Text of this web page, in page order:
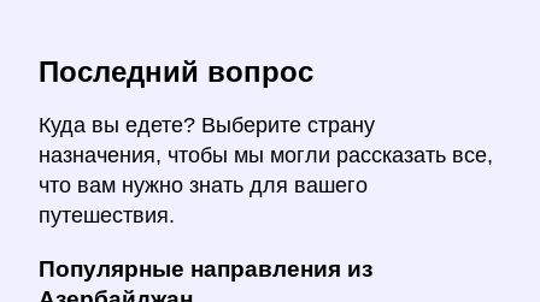
Последний вопрос
Куда вы едете? Выберите страну
назначения, чтобы мы могли рассказать все,
что вам нужно знать для вашего
путешествия.
Популярные направления из